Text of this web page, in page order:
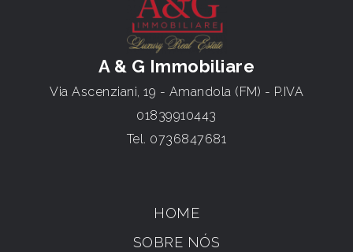
A & G Immobiliare
Via Ascenziani, 19 - Amandola (FM) - P.IVA
01839910443
Tel. 0736847681
HOME
SOBRE NÓS